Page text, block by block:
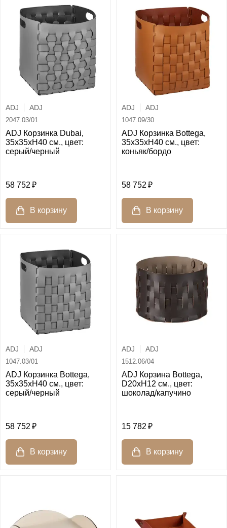
ADJ ADJ
2047.03/01
ADJ Корзинка Dubai,
35x35xH40 см., цвет:
серый/черный
58 752
ADJ ADJ
1047.09/30
ADJ Корзинка Bottega,
35x35xH40 см., цвет:
коньяк/бордо
58 752
ADJ ADJ
1047.03/01
ADJ Корзинка Bottega,
35x35xH40 см., цвет:
серый/черный
58 752
ADJ ADJ
1512.06/04
ADJ Корзина Bottega,
D20xH12 см., цвет:
шоколад/капучино
15 782